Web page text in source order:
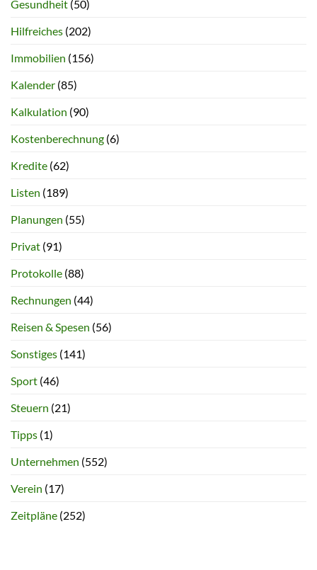
Gesundheit (50)
Hilfreiches (202)
Immobilien (156)
Kalender (85)
Kalkulation (90)
Kostenberechnung (6)
Kredite (62)
Listen (189)
Planungen (55)
Privat (91)
Protokolle (88)
Rechnungen (44)
Reisen & Spesen (56)
Sonstiges (141)
Sport (46)
Steuern (21)
Tipps (1)
Unternehmen (552)
Verein (17)
Zeitpläne (252)